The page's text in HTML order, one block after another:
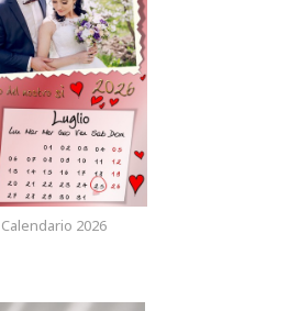
Calendario 2026